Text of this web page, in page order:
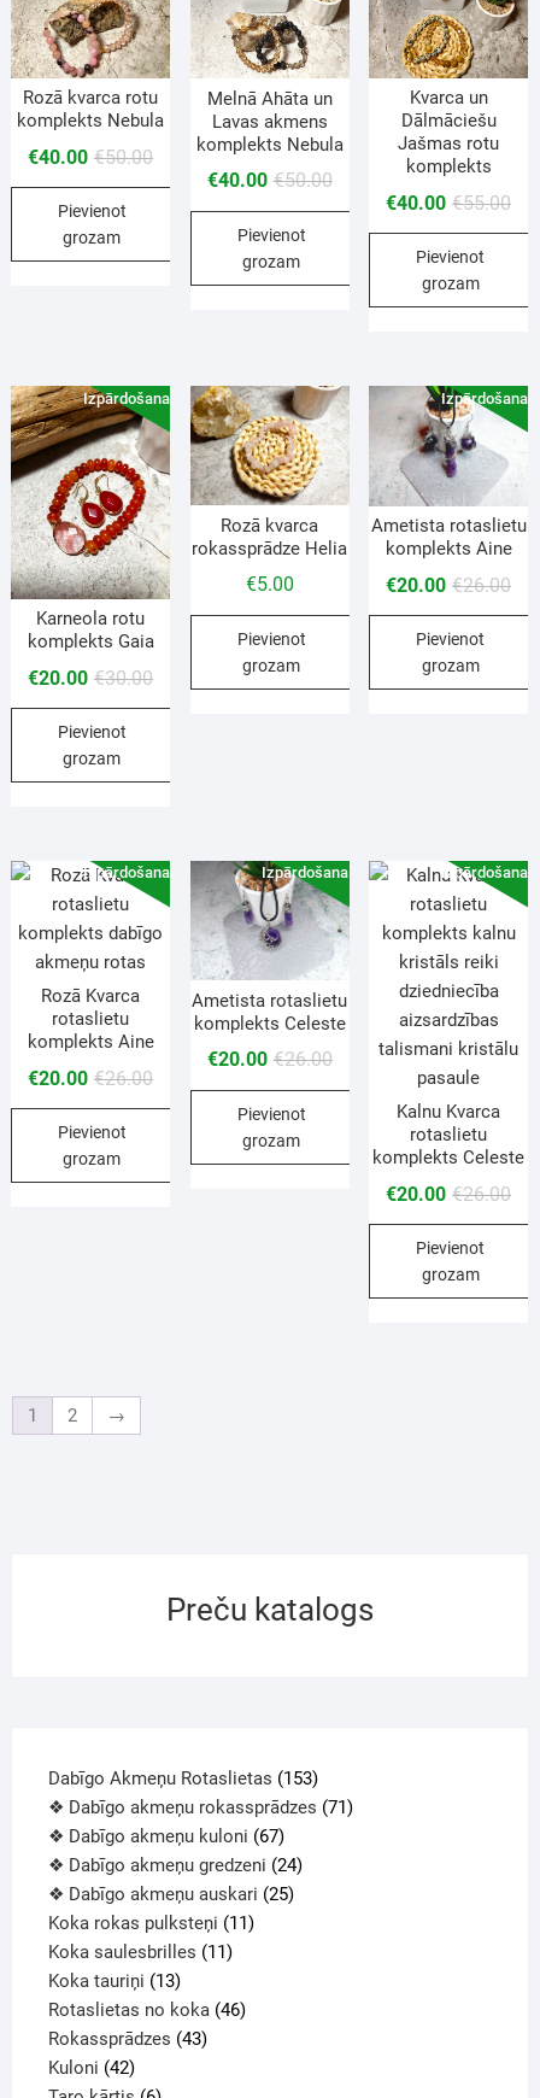
Rozā kvarca rotu
komplekts Nebula
€50.00
€40.00
Pievienot
grozam
Melnā Ahāta un
Lavas akmens
komplekts Nebula
€50.00
€40.00
Pievienot
grozam
Kvarca un
Dālmāciešu
Jašmas rotu
komplekts
€55.00
€40.00
Pievienot
grozam
Izpārdošana!
Karneola rotu
komplekts Gaia
€30.00
€20.00
Pievienot
grozam
Rozā kvarca
rokassprādze Helia
€5.00
Pievienot
grozam
Izpārdošana!
Ametista rotaslietu
komplekts Aine
€26.00
€20.00
Pievienot
grozam
Izpārdošana!
Rozā Kvarca
rotaslietu
komplekts Aine
€26.00
€20.00
Pievienot
grozam
Izpārdošana!
Ametista rotaslietu
komplekts Celeste
€26.00
€20.00
Pievienot
grozam
Izpārdošana!
Kalnu Kvarca
rotaslietu
komplekts Celeste
€26.00
€20.00
Pievienot
grozam
1 2 →
Preču katalogs
Dabīgo Akmeņu Rotaslietas 153
❖ Dabīgo akmeņu rokassprādzes 71
❖ Dabīgo akmeņu kuloni 67
❖ Dabīgo akmeņu gredzeni 24
❖ Dabīgo akmeņu auskari 25
Koka rokas pulksteņi 11
Koka saulesbrilles 11
Koka tauriņi 13
Rotaslietas no koka 46
Rokassprādzes 43
Kuloni 42